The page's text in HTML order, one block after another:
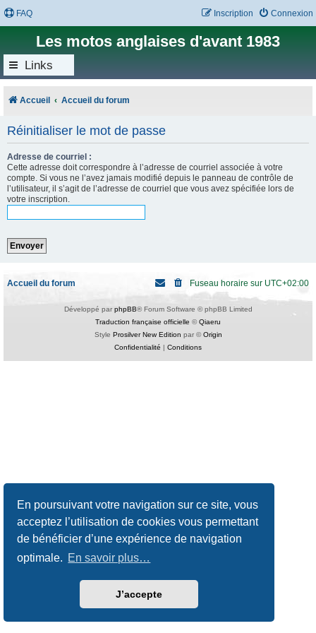
En poursuivant votre navigation sur ce site, vous
acceptez l’utilisation de cookies vous permettant
de bénéficier d’une expérience de navigation
optimale. En savoir plus…
J’accepte
FAQ Connexion
Inscription
Les motos anglaises d'avant 1983
Links
Accueil Accueil du forum
Réinitialiser le mot de passe
Adresse de courriel :
Cette adresse doit correspondre à l’adresse de courriel associée à votre
compte. Si vous ne l’avez jamais modifié depuis le panneau de contrôle de
l’utilisateur, il s’agit de l’adresse de courriel que vous avez spécifiée lors de
votre inscription.
Accueil du forum Fuseau horaire sur UTC+02:00
Développé par phpBB® Forum Software © phpBB Limited
Traduction française officielle ©Qiaeru
Style Prosilver New Edition par ©Origin
Confidentialité
Conditions